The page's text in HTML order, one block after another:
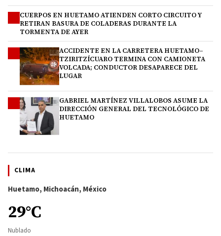
CUERPOS EN HUETAMO ATIENDEN CORTO CIRCUITO Y
RETIRAN BASURA DE COLADERAS DURANTE LA
TORMENTA DE AYER
ACCIDENTE EN LA CARRETERA HUETAMO–
TZIRITZÍCUARO TERMINA CON CAMIONETA
VOLCADA; CONDUCTOR DESAPARECE DEL
LUGAR
GABRIEL MARTÍNEZ VILLALOBOS ASUME LA
DIRECCIÓN GENERAL DEL TECNOLÓGICO DE
HUETAMO
CLIMA
Huetamo, Michoacán, México
29°C
Nublado